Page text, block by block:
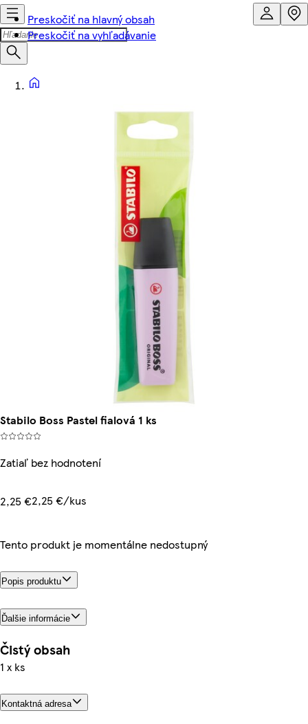
Preskočiť na hlavný obsah
Preskočiť na vyhľadávanie
Stabilo Boss Pastel fialová 1 ks
Zatiaľ bez hodnotení
2,25 €2,25 €/kus
Tento produkt je momentálne nedostupný
Popis produktu
Ďalšie informácie
Čistý obsah
1 x ks
Kontaktná adresa